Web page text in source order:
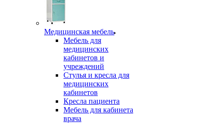
Медицинская мебель
Мебель для
медицинских
кабинетов и
учреждений
Стулья и кресла для
медицинских
кабинетов
Кресла пациента
Мебель для кабинета
врача